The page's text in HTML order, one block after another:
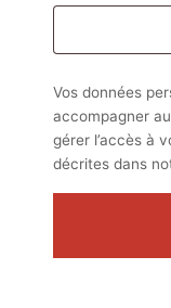
Vos données
accompagner
gérer l’accès à
décrites dans